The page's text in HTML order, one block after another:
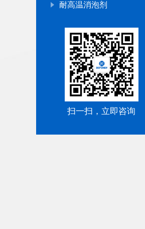
耐高温消泡剂
扫一扫，立即咨询